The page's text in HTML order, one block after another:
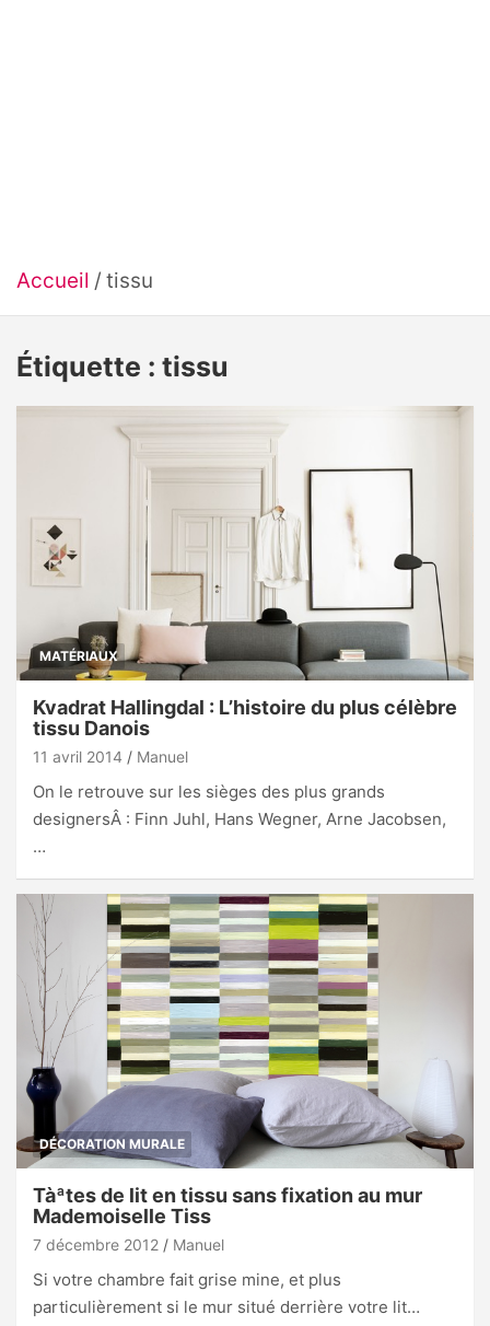
Accueil tissu
Étiquette : tissu
MATÉRIAUX
Kvadrat Hallingdal : L’histoire du plus célèbre
tissu Danois
11 avril 2014 Manuel
On le retrouve sur les sièges des plus grands
designersÂ : Finn Juhl, Hans Wegner, Arne Jacobsen,
…
DÉCORATION MURALE
Tàªtes de lit en tissu sans fixation au mur
Mademoiselle Tiss
7 décembre 2012 Manuel
Si votre chambre fait grise mine, et plus
particulièrement si le mur situé derrière votre lit…